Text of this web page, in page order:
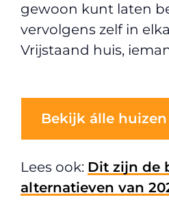
gewoon kunt laten
vervolgens zelf in
Vrijstaand huis,
Bekijk álle
Lees ook: Dit zijn de
alternatieven van